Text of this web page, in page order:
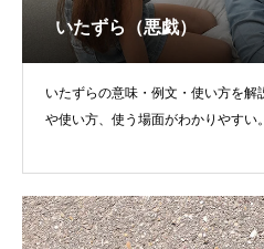
いたずら（悪戯）
いたずらの意味・例文・使い方を
や使い方、使う場面がわかりやすい。